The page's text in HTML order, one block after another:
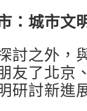
：城市文
討之外，
友了北京
研討新進